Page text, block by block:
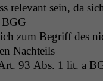
rel­e­vant sein, da
BGG
zum Begriff des
Nachteils
93 Abs. 1 lit. a